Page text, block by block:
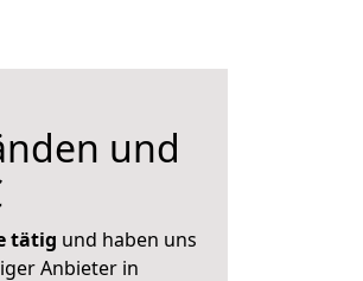
und
tätig und haben uns
Anbieter in